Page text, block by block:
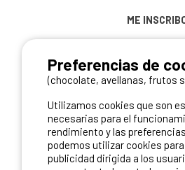
ME
NUESTROS
Preferencias de
(chocolate, avellanas, frutos
Utilizamos cookies que son
necesarias para el
rendimiento y las
podemos utilizar cookies
publicidad dirigida a los